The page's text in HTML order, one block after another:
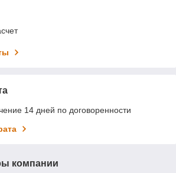
14 дней по договоренности
компании